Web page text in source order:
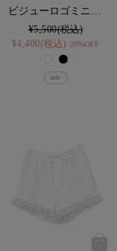
¥5,500
¥4,400 税込 20%OFF
sale